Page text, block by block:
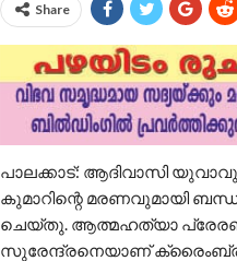
Share
പാലക്കാട്: ആദിവാസി
കുമാറിന്റെ മരണവുമായി
ചെയ്തു. ആത്മഹത്യാ
സുരേന്ദ്രനെയാണ്